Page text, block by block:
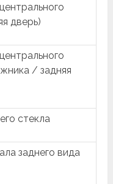
дверь)
/ задняя
стекла
заднего вида